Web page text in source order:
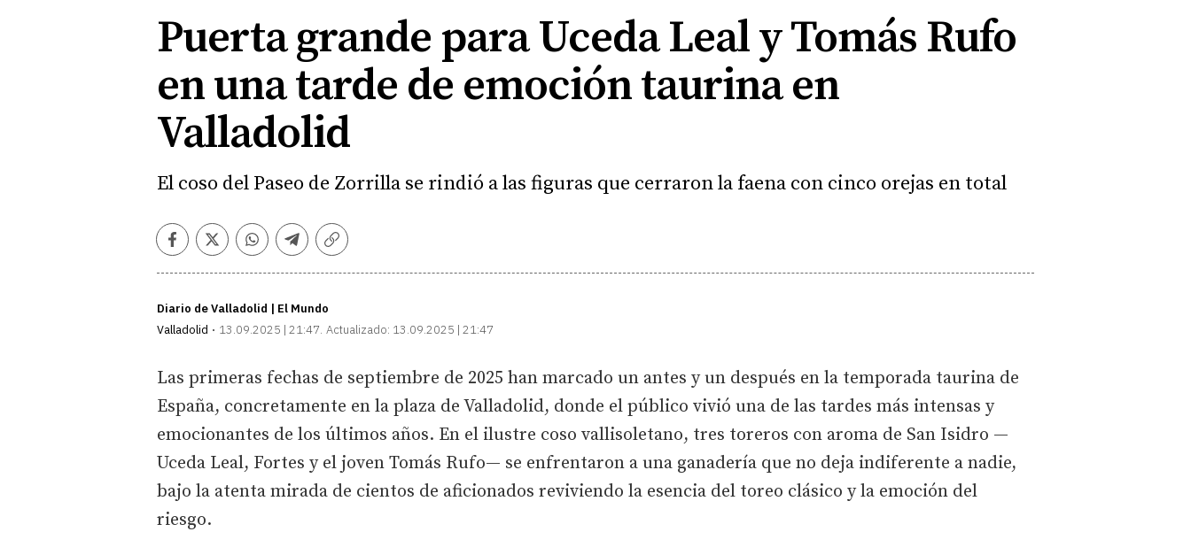
Puerta grande para Uceda Leal y Tomás Rufo
en una tarde de emoción taurina en
Valladolid
El coso del Paseo de Zorrilla se rindió a las figuras que cerraron la faena con cinco orejas en total
Facebook
TwitterWhatsapp
Telegram
Copiar
Diario de Valladolid | El Mundo
Valladolid
13.09.2025 | 21:47 Actualizado: 13.09.2025 | 21:47
Las primeras fechas de septiembre de 2025 han marcado un antes y un después en la temporada taurina de
España, concretamente en la plaza de Valladolid, donde el público vivió una de las tardes más intensas y
emocionantes de los últimos años. En el ilustre coso vallisoletano, tres toreros con aroma de San Isidro —
Uceda Leal, Fortes y el joven Tomás Rufo— se enfrentaron a una ganadería que no deja indiferente a nadie,
bajo la atenta mirada de cientos de aficionados reviviendo la esencia del toreo clásico y la emoción del
riesgo.